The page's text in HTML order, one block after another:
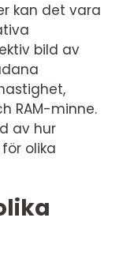
kan det vara
bild av
RAM-minne.
av hur
olika